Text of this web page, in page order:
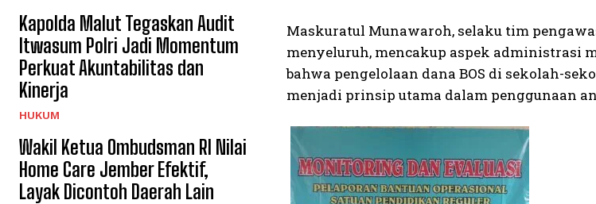
Kapolda Malut Tegaskan Audit
Itwasum Polri Jadi Momentum
Perkuat Akuntabilitas dan
Kinerja
HUKUM
Wakil Ketua Ombudsman RI Nilai
Home Care Jember Efektif,
Layak Dicontoh Daerah Lain
Maskuratul Munawaroh, selaku tim
menyeluruh, mencakup aspek administrasi
bahwa pengelolaan dana BOS di sekolah-
menjadi prinsip utama dalam penggunaan